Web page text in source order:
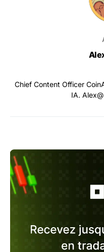
Chief Content Officer
IA.